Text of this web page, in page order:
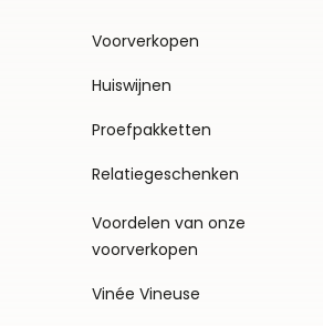
Voorverkopen
Huiswijnen
Proefpakketten
Relatiegeschenken
Voordelen van onze
voorverkopen
Vinée Vineuse